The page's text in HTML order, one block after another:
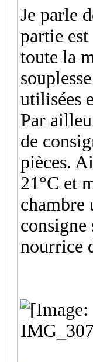
Je parle
partie
toute la
utilisées
Par
de
pièces.
21°C et
chambre
nourrice